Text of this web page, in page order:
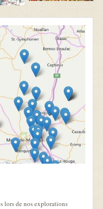
lors de nos explorations